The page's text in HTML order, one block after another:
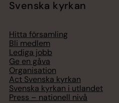
Svenska kyrkan
Hitta församling
Bli medlem
Lediga jobb
Ge en gåva
Organisation
Act Svenska kyrkan
Svenska kyrkan i utlandet
Press – nationell nivå